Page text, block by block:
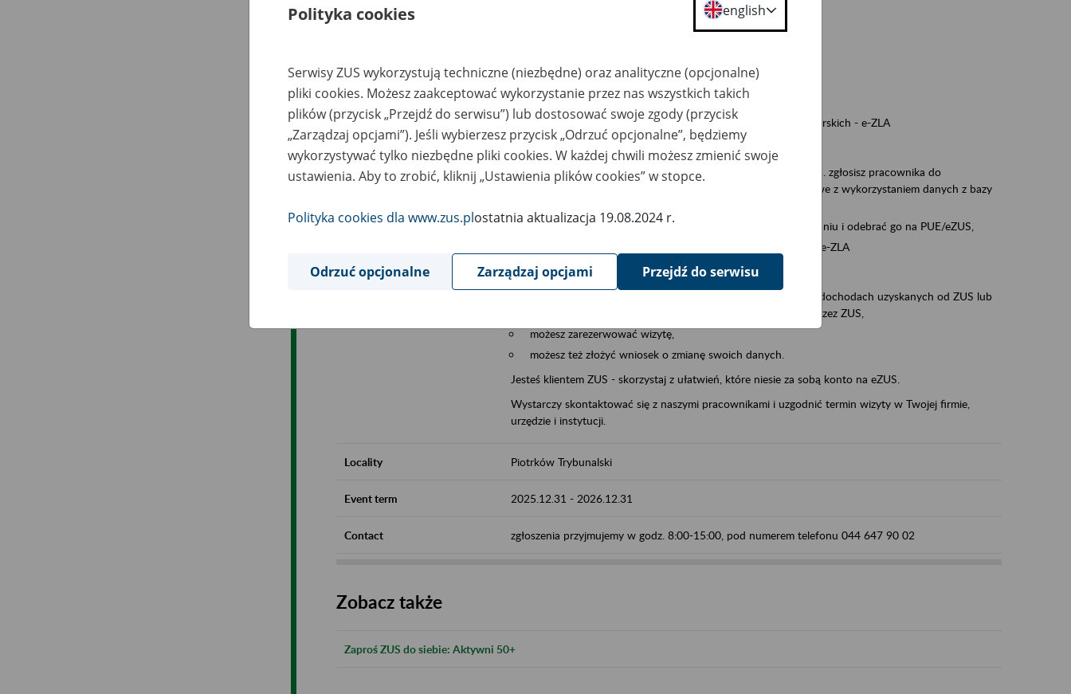
zadawanie pytań i otrzymywanie odpowiedzi z ZUS,
umawianie się na wizyty w jednostce ZUS.
możesz sprawdzić swoje dane zapisane na koncie w ZUS,
masz dostęp do informacji o stanie konta ubezpieczonego,
masz dostę do informacji o wystawionych zwolnieniach lekarskich - e-ZLA
Jeśli jesteś płatnikiem składek (np. przedsiębiorcą)
możesz skorzystać z aplikacji ePłatnik, za pomocą której m.in. zgłosisz pracownika do
ubezpieczeń, wypełnisz i przekażesz dokumenty rozliczeniowe z wykorzystaniem danych z bazy
możesz złożyć wniosek o wydanie zaświadczenia o niezaleganiu i odebrać go na PUE/eZUS,
masz dostęp do zwolnień lekarskich swoich pracowników - e-ZLA
Jeśli jesteś świadczeniobiorcą
masz dostęp m.in. do formularza PIT 11A, czyli informacji o dochodach uzyskanych od ZUS lub
do formularza PIT 40A, czyli rocznego obliczenia podatku przez ZUS,
możesz zarezerwować wizytę,
możesz też złożyć wniosek o zmianę swoich danych.
Jesteś klientem ZUS - skorzystaj z ułatwień, które niesie za sobą konto na eZUS.
Wystarczy skontaktować się z naszymi pracownikami i uzgodnić termin wizyty w Twojej firmie,
urzędzie i instytucji.
Locality Piotrków Trybunalski
Event term 2025.12.31 - 2026.12.31
Contact zgłoszenia przyjmujemy w godz. 8:00-15:00, pod numerem telefonu 044 647 90 02
Zobacz także
Zaproś ZUS do siebie: Aktywni 50+
Polityka cookies english
Serwisy ZUS wykorzystują techniczne (niezbędne) oraz analityczne (opcjonalne)
pliki cookies. Możesz zaakceptować wykorzystanie przez nas wszystkich takich
plików (przycisk „Przejdź do serwisu”) lub dostosować swoje zgody (przycisk
„Zarządzaj opcjami”). Jeśli wybierzesz przycisk „Odrzuć opcjonalne”, będziemy
wykorzystywać tylko niezbędne pliki cookies. W każdej chwili możesz zmienić swoje
ustawienia. Aby to zrobić, kliknij „Ustawienia plików cookies” w stopce.
Polityka cookies dla www.zus.plostatnia aktualizacja 19.08.2024 r.
Odrzuć opcjonalne Zarządzaj opcjami Przejdź do serwisu